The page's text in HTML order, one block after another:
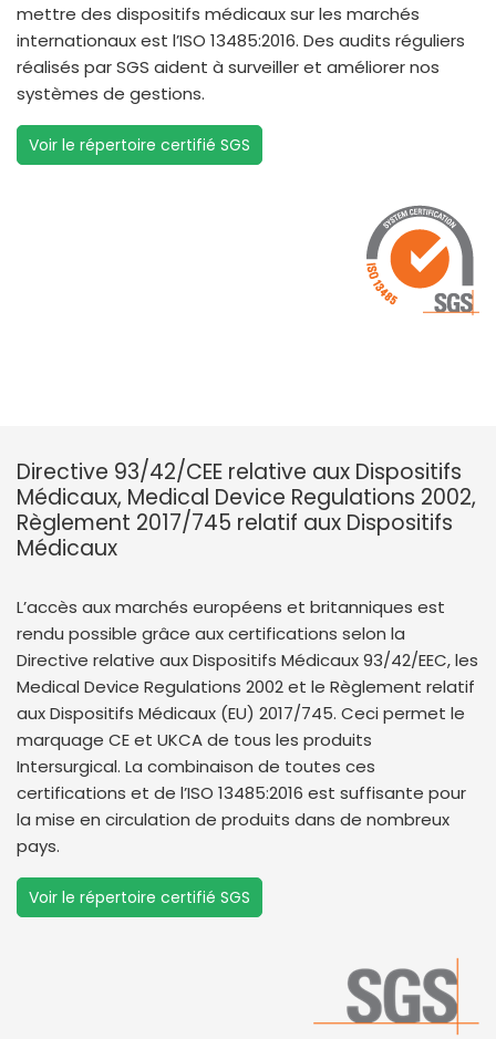
mettre des dispositifs médicaux sur les marchés
internationaux est l’ISO 13485:2016. Des audits réguliers
réalisés par SGS aident à surveiller et améliorer nos
systèmes de gestions.
Voir le répertoire certifié SGS
Directive 93/42/CEE relative aux Dispositifs
Médicaux, Medical Device Regulations 2002,
Règlement 2017/745 relatif aux Dispositifs
Médicaux
L’accès aux marchés européens et britanniques est
rendu possible grâce aux certifications selon la
Directive relative aux Dispositifs Médicaux 93/42/EEC, les
Medical Device Regulations 2002 et le Règlement relatif
aux Dispositifs Médicaux (EU) 2017/745. Ceci permet le
marquage CE et UKCA de tous les produits
Intersurgical. La combinaison de toutes ces
certifications et de l’ISO 13485:2016 est suffisante pour
la mise en circulation de produits dans de nombreux
pays.
Voir le répertoire certifié SGS